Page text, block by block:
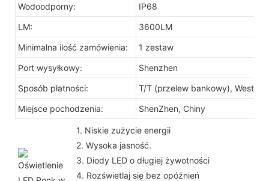
Wodoodporny:
IP68
LM:
3600LM
Minimalna ilość zamówienia:
1 zestaw
Port wysyłkowy:
Shenzhen
Sposób płatności:
T/T (przelew bankowy), Western
Miejsce pochodzenia:
ShenZhen, Chiny
1. Niskie zużycie energii
2. Wysoka jasność.
3. Diody LED o długiej żywotności
4. Rozświetlaj się bez opóźnień